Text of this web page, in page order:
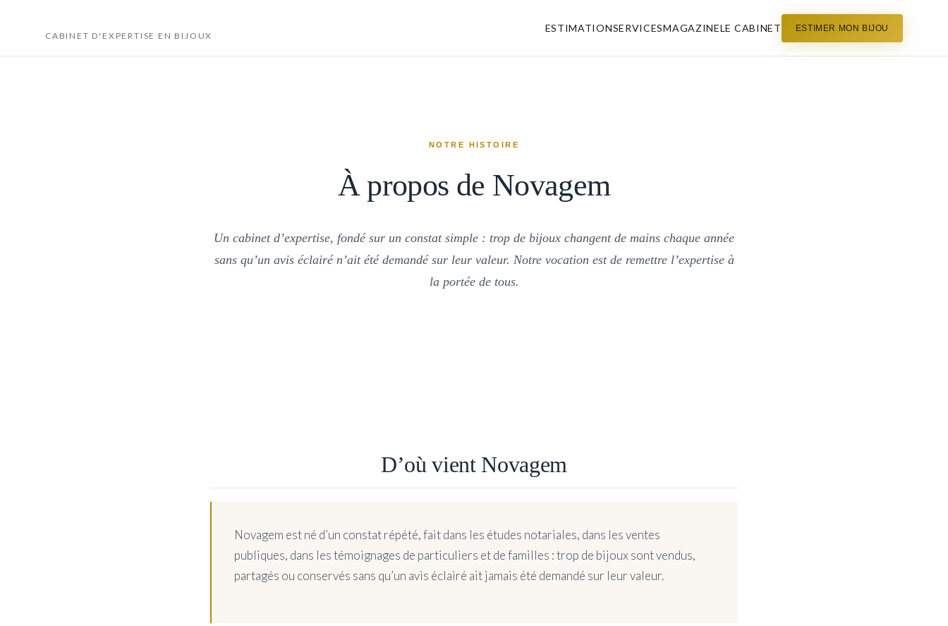
CABINET D'EXPERTISE EN BIJOUX
ESTIMATIONSERVICESMAGAZINELE CABINET ESTIMER MON BIJOU
NOTRE HISTOIRE
À propos de Novagem
Un cabinet d’expertise, fondé sur un constat simple : trop de bijoux changent de mains chaque année
sans qu’un avis éclairé n’ait été demandé sur leur valeur. Notre vocation est de remettre l’expertise à
la portée de tous.
D’où vient Novagem
Novagem est né d’un constat répété, fait dans les études notariales, dans les ventes
publiques, dans les témoignages de particuliers et de familles : trop de bijoux sont vendus,
partagés ou conservés sans qu’un avis éclairé ait jamais été demandé sur leur valeur.